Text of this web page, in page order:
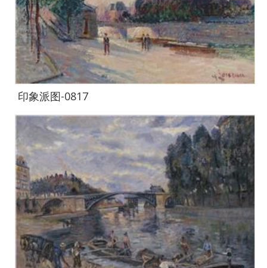
印象派图-0817